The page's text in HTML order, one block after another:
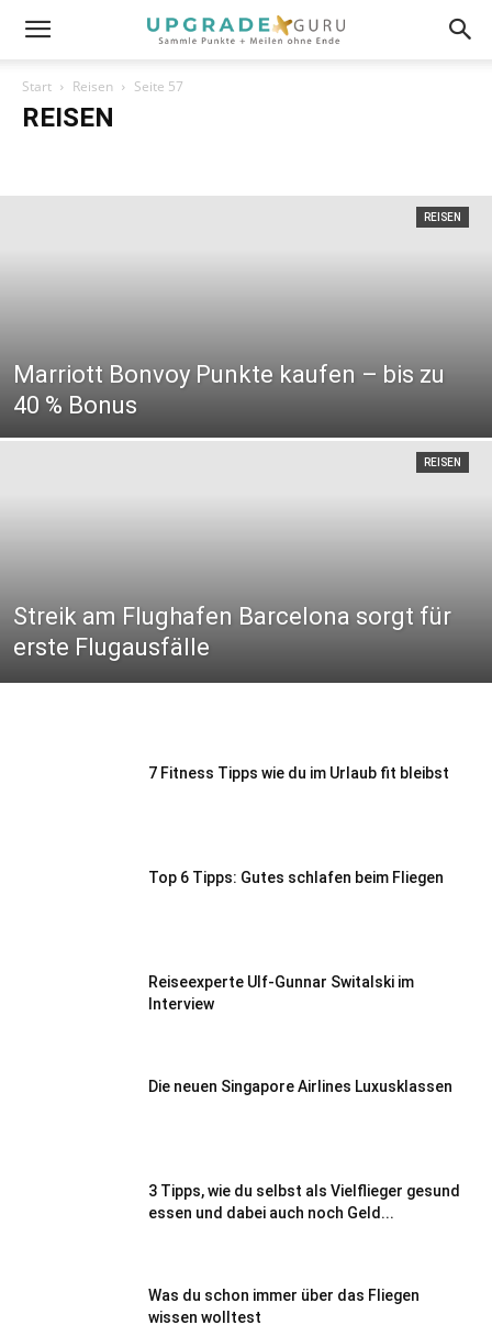
Start Reisen Seite 57
REISEN
REISEN
Marriott Bonvoy Punkte kaufen – bis zu
40 % Bonus
REISEN
Streik am Flughafen Barcelona sorgt für
erste Flugausfälle
7 Fitness Tipps wie du im Urlaub fit bleibst
Top 6 Tipps: Gutes schlafen beim Fliegen
Reiseexperte Ulf-Gunnar Switalski im
Interview
Die neuen Singapore Airlines Luxusklassen
3 Tipps, wie du selbst als Vielflieger gesund
essen und dabei auch noch Geld...
Was du schon immer über das Fliegen
wissen wolltest